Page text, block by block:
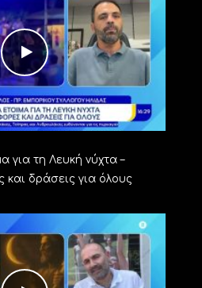
για τη Λευκή νύχτα –
δράσεις για όλους